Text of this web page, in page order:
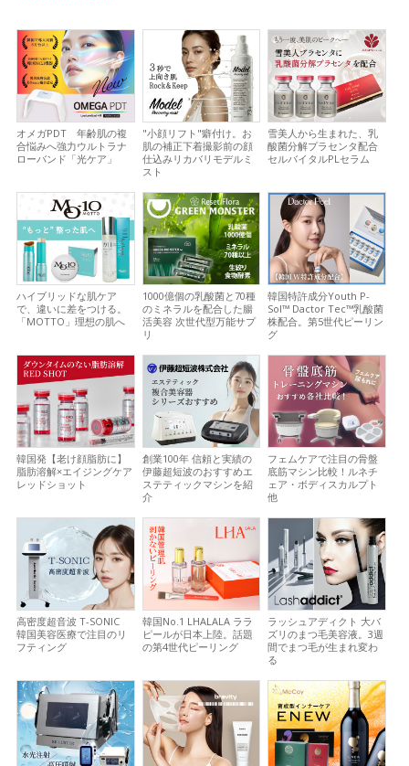
オメガPDT 年齢肌の複
合悩みへ強力ウルトラナ
ローバンド「光ケア」
"小顔リフト"癖付け。お
肌の補正下着撮影前の顔
仕込みリカバリモデルミ
スト
雪美人から生まれた、乳
酸菌分解プラセンタ配合
セルバイタルPLセラム
ハイブリッドな肌ケア
で、違いに差をつける。
「MOTTO」理想の肌へ
1000億個の乳酸菌と70種
のミネラルを配合した腸
活美容 次世代型万能サプ
リ
韓国特許成分Youth P-
Sol™ Dactor Tec™乳酸菌
株配合。第5世代ピーリン
グ
韓国発【老け顔脂肪に】
脂肪溶解×エイジングケア
レッドショット
創業100年 信頼と実績の
伊藤超短波のおすすめエ
ステティックマシンを紹
介
フェムケアで注目の骨盤
底筋マシン比較！ルネチ
ェア・ボディスカルプト
他
高密度超音波 T-SONIC
韓国美容医療で注目のリ
フティング
韓国No.1 LHALALA ララ
ピールが日本上陸。話題
の第4世代ピーリング
ラッシュアディクト 大バ
ズリのまつ毛美容液。3週
間でまつ毛が生まれ変わ
る